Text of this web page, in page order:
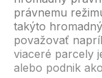
právnemu
takýto
považovať
viaceré parcely
alebo podnik